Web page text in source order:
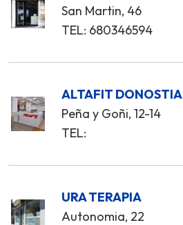
San Martin, 46
TEL: 680346594
ALTAFIT DONOSTIA
Peña y Goñi, 12-14
TEL:
URA TERAPIA
Autonomia, 22